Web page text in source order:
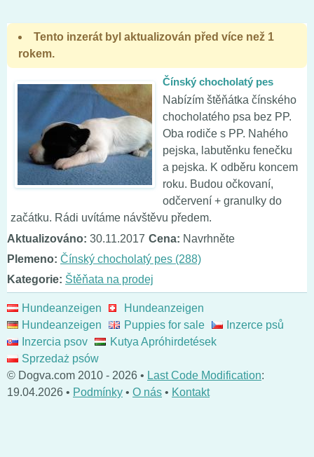
Tento inzerát byl aktualizován před více než 1
rokem.
Čínský chocholatý pes
Nabízím štěňátka čínského
chocholatého psa bez PP.
Oba rodiče s PP. Nahého
pejska, labutěnku fenečku
a pejska. K odběru koncem
roku. Budou očkovaní,
odčervení + granulky do
začátku. Rádi uvítáme návštěvu předem.
Aktualizováno: 30.11.2017 Cena: Navrhněte
Plemeno: Čínský chocholatý pes (288)
Kategorie: Štěňata na prodej
Hundeanzeigen
Hundeanzeigen
Hundeanzeigen
Puppies for sale
Inzerce psů
Inzercia psov
Kutya Apróhirdetések
Sprzedaż psów
© Dogva.com 2010 - 2026 • Last Code Modification:
19.04.2026 • Podmínky • O nás • Kontakt